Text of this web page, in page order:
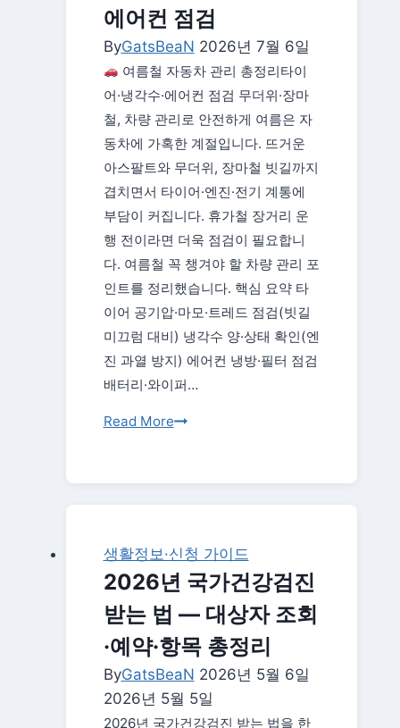
리
집
비
울
때
안
전
체
크
스
트
에어컨 점검
ByGatsBeaN 2026년 7월 6일
여름철 자동차 관리 총정리타이
어·냉각수·에어컨 점검 무더위·장마
철, 차량 관리로 안전하게 여름은 자
동차에 가혹한 계절입니다. 뜨거운
아스팔트와 무더위, 장마철 빗길까지
겹치면서 타이어·엔진·전기 계통에
부담이 커집니다. 휴가철 장거리 운
행 전이라면 더욱 점검이 필요합니
다. 여름철 꼭 챙겨야 할 차량 관리 포
인트를 정리했습니다. 핵심 요약 타
이어 공기압·마모·트레드 점검(빗길
미끄럼 대비) 냉각수 양·상태 확인(엔
진 과열 방지) 에어컨 냉방·필터 점검
배터리·와이퍼…
Read More여
관
리
총
정
리
|
타
생활정보·신청 가이드
2026년 국가건강검진
받는 법 — 대상자 조회
·예약·항목 총정리
ByGatsBeaN 2026년 5월 6일
2026년 5월 5일
2026년 국가건강검진 받는 법을 한